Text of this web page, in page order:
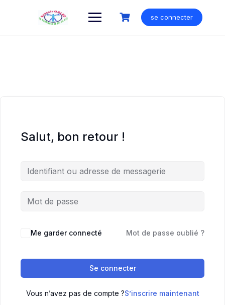
se connecter
Salut, bon retour !
Me garder connecté Mot de passe oublié ?
Se connecter
Vous n’avez pas de compte ?S’inscrire maintenant